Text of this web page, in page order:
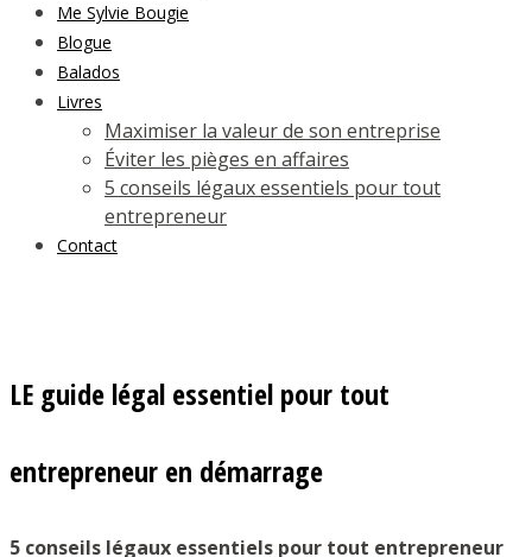
Me Sylvie Bougie
Blogue
Balados
Livres
Maximiser la valeur de son entreprise
Éviter les pièges en affaires
5 conseils légaux essentiels pour tout
entrepreneur
Contact
LE guide légal essentiel pour tout
entrepreneur en démarrage
5 conseils légaux essentiels pour tout entrepreneur